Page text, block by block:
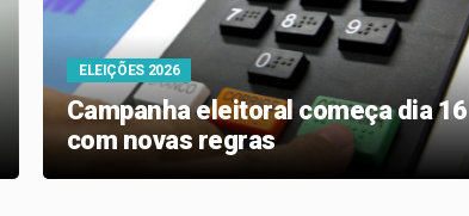
ELEIÇÕES 2026
Campanha eleitoral começa dia 16
com novas regras